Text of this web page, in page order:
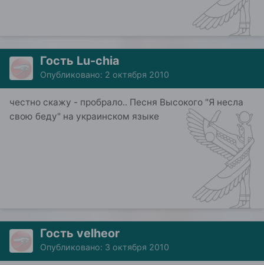
Гость Lu-chia
Опубликовано: 2 октября 2010
честно скажу - пробрало.. Песня Высокого "Я несла
свою беду" на украинском языке
Гость velheor
Опубликовано: 3 октября 2010